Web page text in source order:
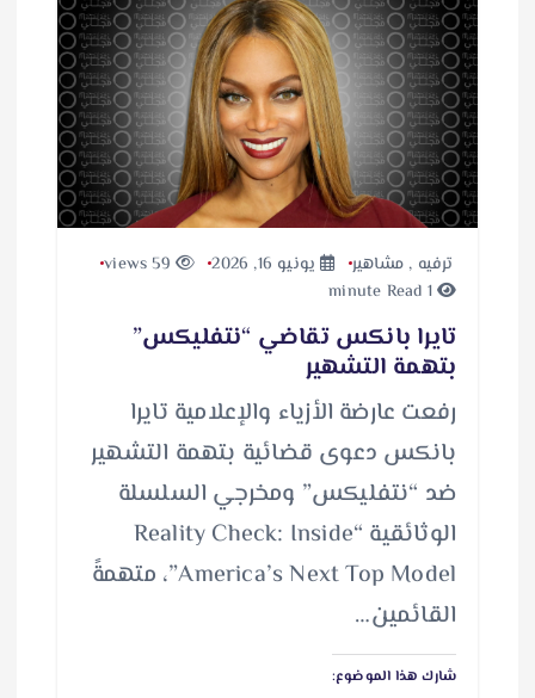
ترفيه , مشاهير يونيو 16, 2026
1 minute Read
تايرا بانكس تقاضي “نتفليكس”
بتهمة التشهير
رفعت عارضة الأزياء والإعلامية تايرا
بانكس دعوى قضائية بتهمة التشهير
ضد “نتفليكس” ومخرجي السلسلة
الوثائقية “Reality Check: Inside
America’s Next Top Model”، متهمةً
القائمين…
شارك هذا الموضوع: